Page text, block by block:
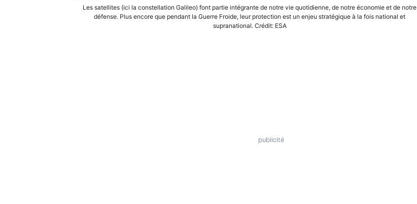
Les satellites (ici la constellation Galileo) font partie intégrante de notre vie quotidienne, de notre économie et de notre
défense. Plus encore que pendant la Guerre Froide, leur protection est un enjeu stratégique à la fois national et
supranational. Crédit: ESA